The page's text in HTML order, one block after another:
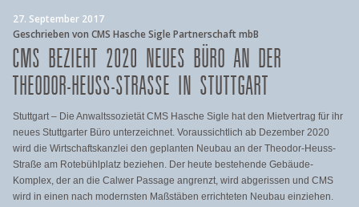
27. September 2017
Geschrieben von CMS Hasche Sigle Partnerschaft mbB
CMS BEZIEHT 2020 NEUES BÜRO AN DER
THEODOR-HEUSS-STRASSE IN STUTTGART
Stuttgart – Die Anwaltssozietät CMS Hasche Sigle hat den Mietvertrag für ihr
neues Stuttgarter Büro unterzeichnet. Voraussichtlich ab Dezember 2020
wird die Wirtschaftskanzlei den geplanten Neubau an der Theodor-Heuss-
Straße am Rotebühlplatz beziehen. Der heute bestehende Gebäude-
Komplex, der an die Calwer Passage angrenzt, wird abgerissen und CMS
wird in einen nach modernsten Maßstäben errichteten Neubau einziehen.